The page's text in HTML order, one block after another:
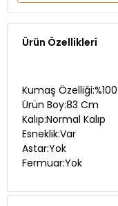
Ürün Özellikleri
Ürün Boy:83 Cm
Kalıp:Normal Kalıp
Esneklik:Var
Astar:Yok
Fermuar:Yok
Manken Ölçüleri